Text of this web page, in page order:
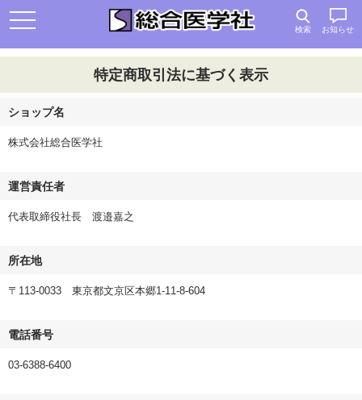
検索 お知らせ
特定商取引法に基づく表示
ショップ名
株式会社総合医学社
運営責任者
代表取締役社長 渡邉嘉之
所在地
〒113-0033 東京都文京区本郷1-11-8-604
電話番号
03-6388-6400